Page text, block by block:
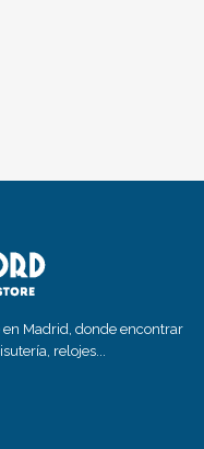
Madrid, donde encontrar
relojes...